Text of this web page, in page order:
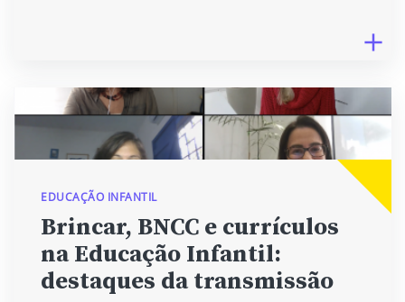
EDUCAÇÃO INFANTIL
Brincar, BNCC e currículos
na Educação Infantil:
destaques da transmissão